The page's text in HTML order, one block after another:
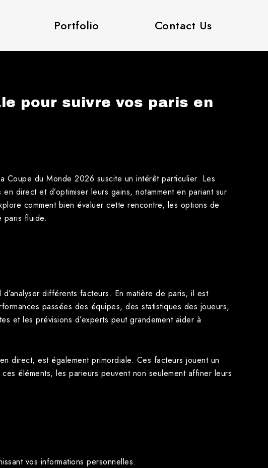
Portfolio Contact Us
pour suivre vos paris en
Coupe du Monde 2026 suscite un intérêt particulier. Les
direct et d’optimiser leurs gains, notamment en pariant sur
comment bien évaluer cette rencontre, les options de
paris fluide.
différents facteurs. En matière de paris, il est
passées des équipes, des statistiques des joueurs,
et les prévisions d’experts peut grandement aider à
direct, est également primordiale. Ces facteurs jouent un
éléments, les parieurs peuvent non seulement affiner leurs
vos informations personnelles.